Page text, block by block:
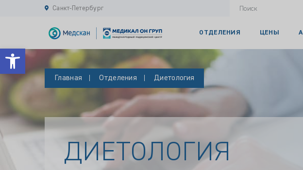
Открыть панель инструментов
Санкт-Петербург
ОТДЕЛЕНИЯ ЦЕНЫ
Главная Отделения Диетология
ДИЕТОЛОГИЯ